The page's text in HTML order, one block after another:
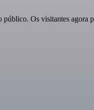
Os visitantes agora